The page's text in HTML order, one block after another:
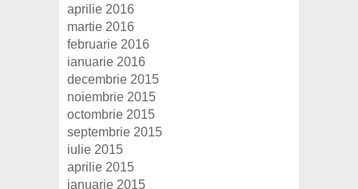
aprilie 2016
martie 2016
februarie 2016
ianuarie 2016
decembrie 2015
noiembrie 2015
octombrie 2015
septembrie 2015
iulie 2015
aprilie 2015
ianuarie 2015